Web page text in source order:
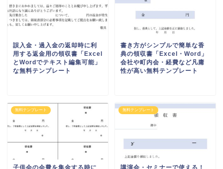
誤入金・過入金の返却時に利
用する返金用の領収書「Excel
とWordでテキスト編集可能」
な無料テンプレート
書き方がシンプルで簡単な香
典の領収書「Excel・Word」
会社や町内会・経費など凡庸
性が高い無料テンプレート
無料テンプレート
子供会の会費を集金する時に
無料テンプレート
講演会・セミナーで使える！